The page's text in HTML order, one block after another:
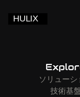
ソリューシ
技術基